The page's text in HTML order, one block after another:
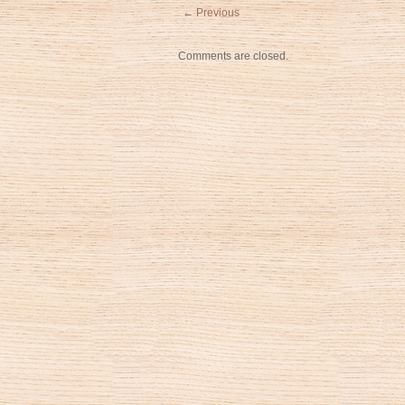
←Previous
Comments are closed.